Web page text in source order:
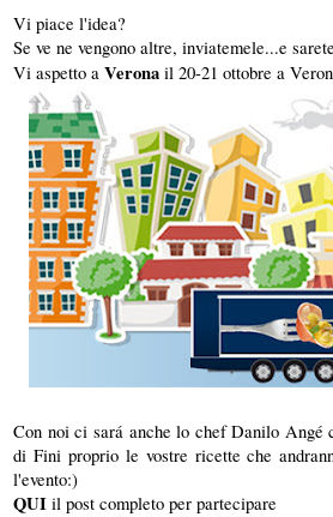
Vi piace l'idea?
Se ve ne vengono altre, inviatemele...e
Vi aspetto aVerona il 20-21 ottobre a
Con noi ci sará anche lo chef Danilo Angé
di Fini proprio le vostre ricette che
l'evento:)
QUI il post completo per partecipare